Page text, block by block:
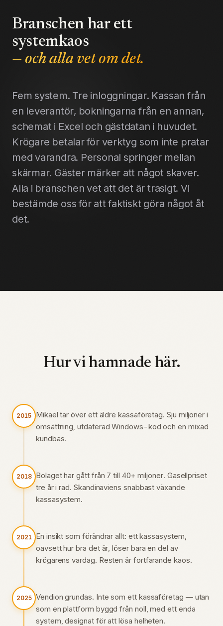
Branschen har ett
systemkaos
— och alla vet om det.
Fem system. Tre inloggningar. Kassan från
en leverantör, bokningarna från en annan,
schemat i Excel och gästdatan i huvudet.
Krögare betalar för verktyg som inte pratar
med varandra. Personal springer mellan
skärmar. Gäster märker att något skaver.
Alla i branschen vet att det är trasigt. Vi
bestämde oss för att faktiskt göra något åt
det.
Hur vi hamnade här.
2015
Mikael tar över ett äldre kassaföretag. Sju miljoner i
omsättning, utdaterad Windows-kod och en mixad
kundbas.
2018
Bolaget har gått från 7 till 40+ miljoner. Gasellpriset
tre år i rad. Skandinaviens snabbast växande
kassasystem.
2021
En insikt som förändrar allt: ett kassasystem,
oavsett hur bra det är, löser bara en del av
krögarens vardag. Resten är fortfarande kaos.
2025 Vendion grundas. Inte som ett kassaföretag — utan
som en plattform byggd från noll, med ett enda
system, designat för att lösa helheten.